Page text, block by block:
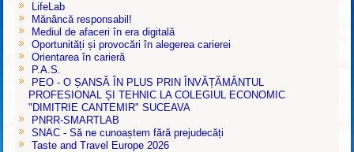
LifeLab
Mănâncă responsabil!
Mediul de afaceri în era digitală
Oportunități și provocări în alegerea carierei
Orientarea în carieră
P.A.S.
PEO - O ȘANSĂ ÎN PLUS PRIN ÎNVĂȚĂMÂNTUL
PROFESIONAL ȘI TEHNIC LA COLEGIUL ECONOMIC
"DIMITRIE CANTEMIR" SUCEAVA
PNRR-SMARTLAB
SNAC - Să ne cunoaștem fără prejudecăți
Taste and Travel Europe 2026